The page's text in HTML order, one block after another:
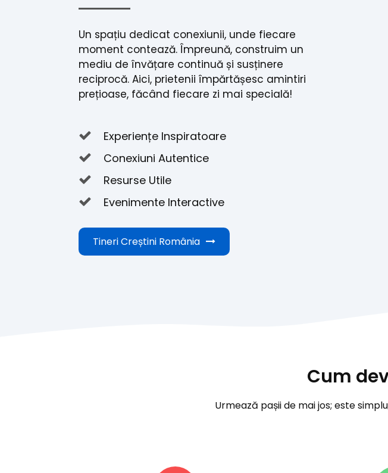
Un spațiu dedicat conexiunii, unde fiecare
moment contează. Împreună, construim un
mediu de învățare continuă și susținere
reciprocă. Aici, prietenii împărtășesc amintiri
prețioase, făcând fiecare zi mai specială!
Experiențe Inspiratoare
Conexiuni Autentice
Resurse Utile
Evenimente Interactive
Tineri Creștini România
Cum
Urmează pașii de mai jos; este